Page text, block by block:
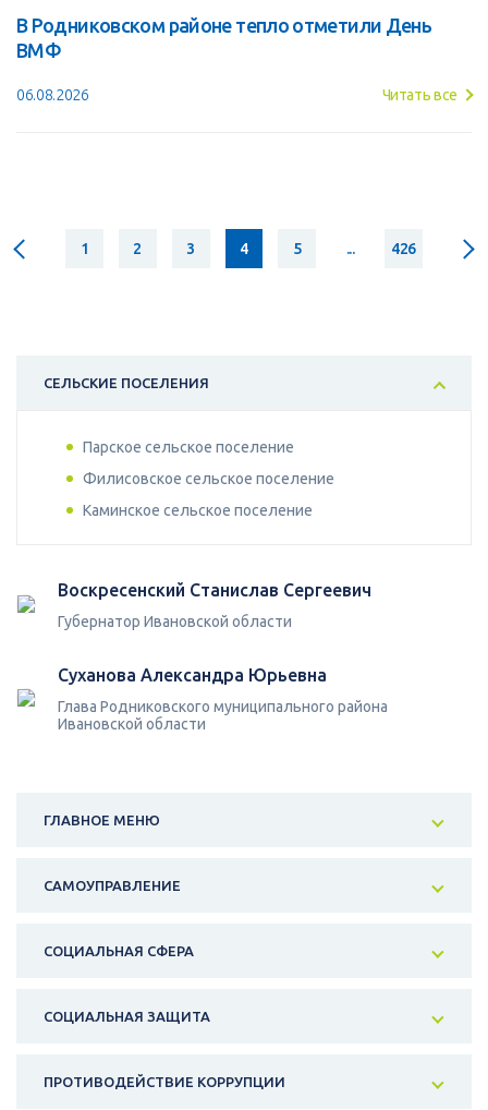
В Родниковском районе тепло отметили День
ВМФ
06.08.2026 Читать все
1 2 3 4 5 ... 426
СЕЛЬСКИЕ ПОСЕЛЕНИЯ
Парское сельское поселение
Филисовское сельское поселение
Каминское сельское поселение
Воскресенский Станислав Сергеевич
Губернатор Ивановской области
Суханова Александра Юрьевна
Глава Родниковского муниципального района
Ивановской области
ГЛАВНОЕ МЕНЮ
САМОУПРАВЛЕНИЕ
СОЦИАЛЬНАЯ СФЕРА
СОЦИАЛЬНАЯ ЗАЩИТА
ПРОТИВОДЕЙСТВИЕ КОРРУПЦИИ